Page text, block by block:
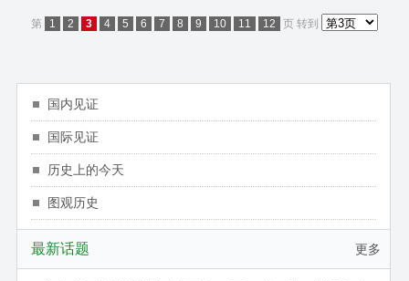
第 1 2 3 4 5 6 7 8 9 10 11 12 页 转到
国内见证
国际见证
历史上的今天
图观历史
更多
最新话题